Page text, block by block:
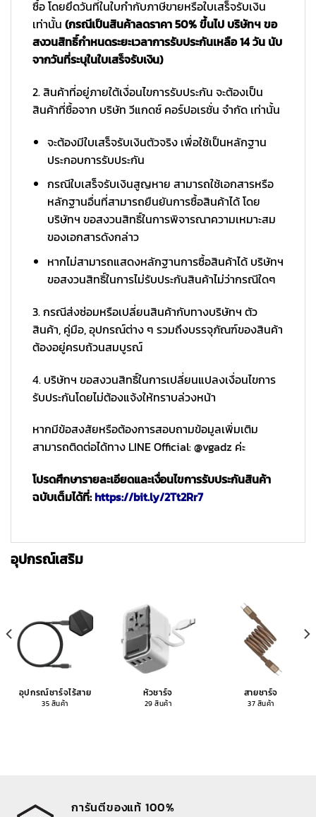
ซื้อ โดยยึดวันที่ในใบกำกับภาษีขายหรือใบเสร็จรับเงิน
เท่านั้น (กรณีเป็นสินค้าลดราคา 50% ขึ้นไป บริษัทฯ ขอ
สงวนสิทธิ์กำหนดระยะเวลาการรับประกันเหลือ 14 วัน นับ
จากวันที่ระบุในใบเสร็จรับเงิน)
2. สินค้าที่อยู่ภายใต้เงื่อนไขการรับประกัน จะต้องเป็น
สินค้าที่ซื้อจาก บริษัท วีแกดซ์ คอร์ปอเรชั่น จำกัด เท่านั้น
จะต้องมีใบเสร็จรับเงินตัวจริง เพื่อใช้เป็นหลักฐาน
ประกอบการรับประกัน
กรณีใบเสร็จรับเงินสูญหาย สามารถใช้เอกสารหรือ
หลักฐานอื่นที่สามารถยืนยันการซื้อสินค้าได้ โดย
บริษัทฯ ขอสงวนสิทธิ์ในการพิจารณาความเหมาะสม
ของเอกสารดังกล่าว
หากไม่สามารถแสดงหลักฐานการซื้อสินค้าได้ บริษัทฯ
ขอสงวนสิทธิ์ในการไม่รับประกันสินค้าไม่ว่ากรณีใดๆ
3. กรณีส่งซ่อมหรือเปลี่ยนสินค้ากับทางบริษัทฯ ตัว
สินค้า, คู่มือ, อุปกรณ์ต่าง ๆ รวมถึงบรรจุภัณฑ์ของสินค้า
ต้องอยู่ครบถ้วนสมบูรณ์
4. บริษัทฯ ขอสงวนสิทธิ์ในการเปลี่ยนแปลงเงื่อนไขการ
รับประกันโดยไม่ต้องแจ้งให้ทราบล่วงหน้า
หากมีข้อสงสัยหรือต้องการสอบถามข้อมูลเพิ่มเติม
สามารถติดต่อได้ทาง LINE Official: @vgadz ค่ะ
โปรดศึกษารายละเอียดและเงื่อนไขการรับประกันสินค้า
ฉบับเต็มได้ที่:https://bit.ly/2Tt2Rr7
อุปกรณ์เสริม
อุปกรณ์ชาร์จไร้สาย
35 สินค้า
หัวชาร์จ
29 สินค้า
สายชาร์จ
37 สินค้า
การันตีของแท้ 100%